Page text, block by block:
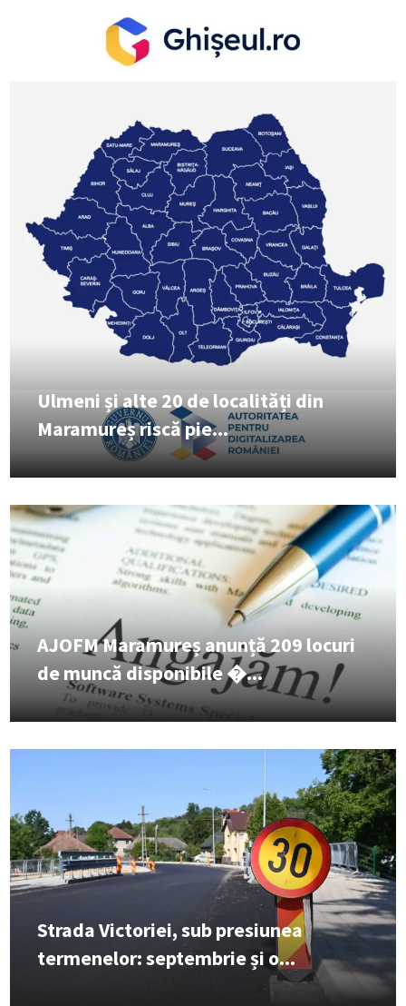
Ulmeni și alte 20 de localități din
Maramureș riscă pie...
AJOFM Maramureș anunță 209 locuri
de muncă disponibile �...
Strada Victoriei, sub presiunea
termenelor: septembrie și o...